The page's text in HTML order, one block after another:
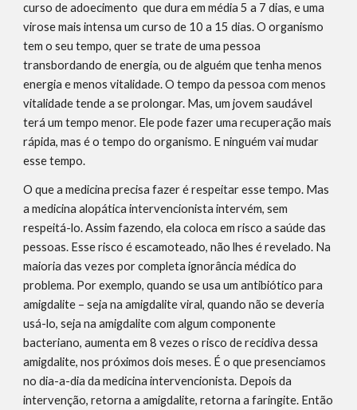
curso de adoecimento  que dura em média 5 a 7 dias, e uma
virose mais intensa um curso de 10 a 15 dias. O organismo
tem o seu tempo, quer se trate de uma pessoa
transbordando de energia, ou de alguém que tenha menos
energia e menos vitalidade. O tempo da pessoa com menos
vitalidade tende a se prolongar. Mas, um jovem saudável
terá um tempo menor. Ele pode fazer uma recuperação mais
rápida, mas é o tempo do organismo. E ninguém vai mudar
esse tempo.
O que a medicina precisa fazer é respeitar esse tempo. Mas
a medicina alopática intervencionista intervém, sem
respeitá-lo. Assim fazendo, ela coloca em risco a saúde das
pessoas. Esse risco é escamoteado, não lhes é revelado. Na
maioria das vezes por completa ignorância médica do
problema. Por exemplo, quando se usa um antibiótico para
amigdalite – seja na amigdalite viral, quando não se deveria
usá-lo, seja na amigdalite com algum componente
bacteriano, aumenta em 8 vezes o risco de recidiva dessa
amigdalite, nos próximos dois meses. É o que presenciamos
no dia-a-dia da medicina intervencionista. Depois da
intervenção, retorna a amigdalite, retorna a faringite. Então